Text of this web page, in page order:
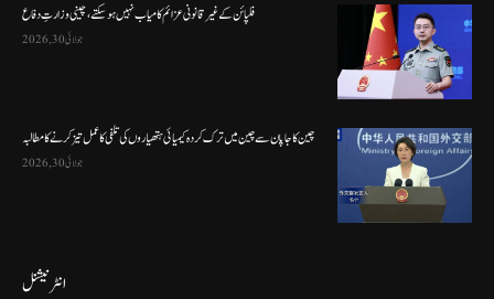
فلپائن کے غیر قانونی عزائم کامیاب نہیں ہو سکتے ، چینی وزارتِ دفاع
جولائی 30, 2026
چین کا جاپان سے چین میں ترک کردہ کیمیائی ہتھیاروں کی تلفی کا عمل تیز کرنے کا مطالبہ
جولائی 30, 2026
انٹرنیشنل